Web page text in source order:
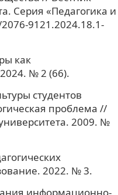
Серия «Педагогика и
9121.2024.18.1-
как
№ 2 (66).
студентов
проблема //
2009. №
2022. № 3.
информационно-